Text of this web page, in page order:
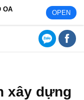
OA OPEN
xây dựng